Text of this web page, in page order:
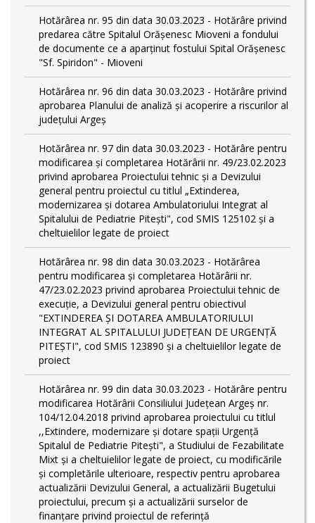
Hotărârea nr. 95 din data 30.03.2023 - Hotărâre privind
predarea către Spitalul Orășenesc Mioveni a fondului
de documente ce a aparținut fostului Spital Orășenesc
"Sf. Spiridon" - Mioveni
Hotărârea nr. 96 din data 30.03.2023 - Hotărâre privind
aprobarea Planului de analiză și acoperire a riscurilor al
județului Argeș
Hotărârea nr. 97 din data 30.03.2023 - Hotărâre pentru
modificarea și completarea Hotărârii nr. 49/23.02.2023
privind aprobarea Proiectului tehnic și a Devizului
general pentru proiectul cu titlul „Extinderea,
modernizarea și dotarea Ambulatoriului Integrat al
Spitalului de Pediatrie Pitești", cod SMIS 125102 și a
cheltuielilor legate de proiect
Hotărârea nr. 98 din data 30.03.2023 - Hotărârea
pentru modificarea și completarea Hotărârii nr.
47/23.02.2023 privind aprobarea Proiectului tehnic de
execuție, a Devizului general pentru obiectivul
"EXTINDEREA ȘI DOTAREA AMBULATORIULUI
INTEGRAT AL SPITALULUI JUDEȚEAN DE URGENȚĂ
PITEȘTI", cod SMIS 123890 și a cheltuielilor legate de
proiect
Hotărârea nr. 99 din data 30.03.2023 - Hotărâre pentru
modificarea Hotărârii Consiliului Județean Argeș nr.
104/12.04.2018 privind aprobarea proiectului cu titlul
,,Extindere, modernizare și dotare spații Urgență
Spitalul de Pediatrie Pitești", a Studiului de Fezabilitate
Mixt și a cheltuielilor legate de proiect, cu modificările
și completările ulterioare, respectiv pentru aprobarea
actualizării Devizului General, a actualizării Bugetului
proiectului, precum și a actualizării surselor de
finanțare privind proiectul de referință